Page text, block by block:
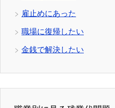
雇止めにあった
職場に復帰したい
金銭で解決したい